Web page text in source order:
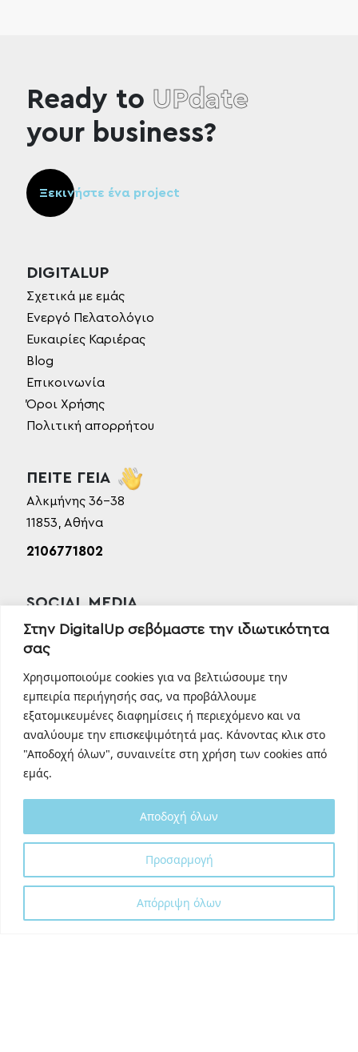
Στην DigitalUp σεβόμαστε την ιδιωτικότητα
σας
Χρησιμοποιούμε cookies για να βελτιώσουμε την
εμπειρία περιήγησής σας, να προβάλλουμε
εξατομικευμένες διαφημίσεις ή περιεχόμενο και να
αναλύουμε την επισκεψιμότητά μας. Κάνοντας κλικ στο
"Αποδοχή όλων", συναινείτε στη χρήση των cookies από
εμάς.
Προσαρμογή
Απόρριψη όλων
Αποδοχή όλων
Ready to UPdate
your business?
Ξεκινήστε ένα project
DIGITALUP
Σχετικά με εμάς
Ενεργό Πελατολόγιο
Ευκαιρίες Καριέρας
Blog
Επικοινωνία
Όροι Χρήσης
Πολιτική απορρήτου
ΠΕΙΤΕ ΓΕΙΑ
Αλκμήνης 36-38
11853, Αθήνα
2106771802
SOCIAL MEDIA
Facebook
Instagram
TikTok
Behance
Youtube
Designed and developed with